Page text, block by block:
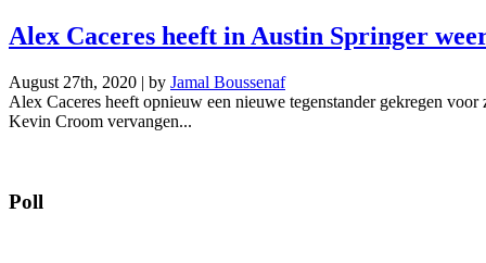
Alex Caceres heeft in Austin Springer
August 27th, 2020 | by Jamal Boussenaf
Alex Caceres heeft opnieuw een nieuwe tegenstander gekregen
Kevin Croom vervangen...
Poll